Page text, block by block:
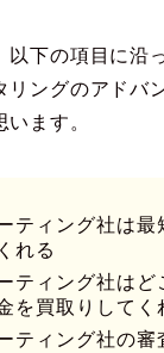
以下の項目に沿
リングのアドバ
ます。
ティング社は最
れる
ティング社はど
を買取りしてく
ティング社の審